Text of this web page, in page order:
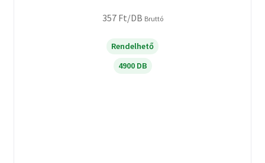
357 Ft/DB Bruttó
Rendelhető
4900 DB